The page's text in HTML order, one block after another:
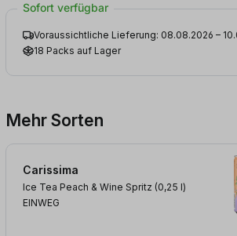
Sofort verfügbar
Voraussichtliche Lieferung: 08.08.2026 –
18 Packs auf Lager
Mehr Sorten
Carissima
Ice Tea Peach & Wine Spritz (0,25 l)
EINWEG